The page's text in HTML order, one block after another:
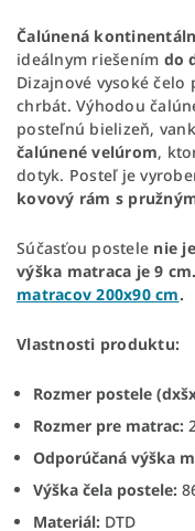
Čalúnená
ideálnym riešením do
Dizajnové vysoké
chrbát. Výhodou
posteľnú bielizeň,
čalúnené velúrom,
dotyk. Posteľ je
kovový rám s
Súčasťou postele nie
výška matraca je 9
matracov 200x90 cm.
Vlastnosti produktu:
Rozmer postele
Rozmer pre matrac:
Odporúčaná výška
Výška čela postele:
Materiál: DTD